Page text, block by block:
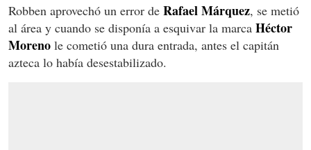
Robben aprovechó un error de Rafael Márquez, se metió
al área y cuando se disponía a esquivar la marca Héctor
Moreno le cometió una dura entrada, antes el capitán
azteca lo había desestabilizado.